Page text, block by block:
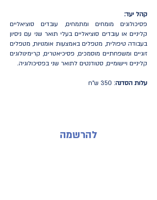
קהל יעד:
פסיכולוגים מומחים ומתמחים, עובדים סוציאליים
קליניים או עובדים סוציאליים בעלי תואר שני עם ניסיון
בעבודה טיפולית, מטפלים באמצעות אומנויות, מטפלים
זוגיים ומשפחתיים מוסמכים, פסיכיאטרים, קרימינולוגים
קליניים ויישומיים, סטודנטים לתואר שני בפסיכולוגיה.
עלות הסדנה: 350 ש"ח
להרשמה